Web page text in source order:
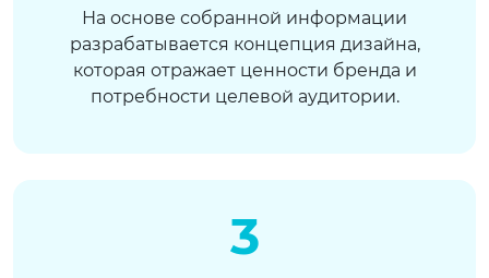
На основе собранной информации
разрабатывается концепция дизайна,
которая отражает ценности бренда и
потребности целевой аудитории.
3